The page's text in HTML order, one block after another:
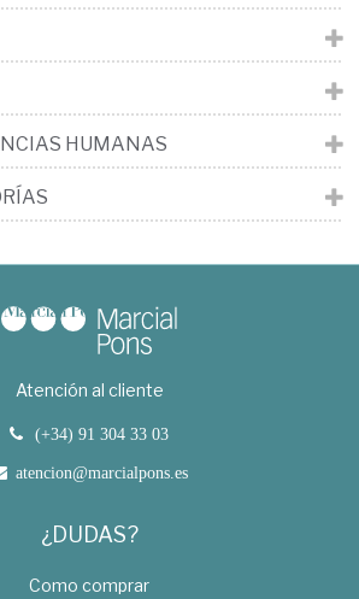
HUMANAS
Atención al cliente
(+34) 91 304 33 03
atencion@marcialpons.es
¿DUDAS?
Como comprar